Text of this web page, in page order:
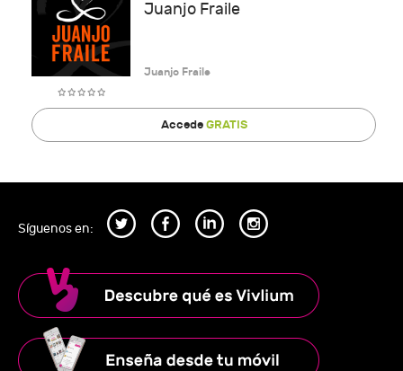
Juanjo Fraile
Juanjo Fraile
AccedeGRATIS
Síguenos en: